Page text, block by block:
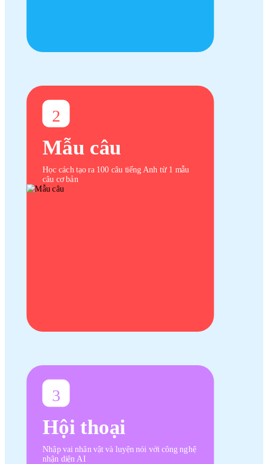
2
Mẫu câu
Học cách tạo ra 100 câu tiếng Anh từ 1 mẫu
câu cơ bản
3
Hội thoại
Nhập vai nhân vật và luyện nói với công nghệ
nhận diện AI